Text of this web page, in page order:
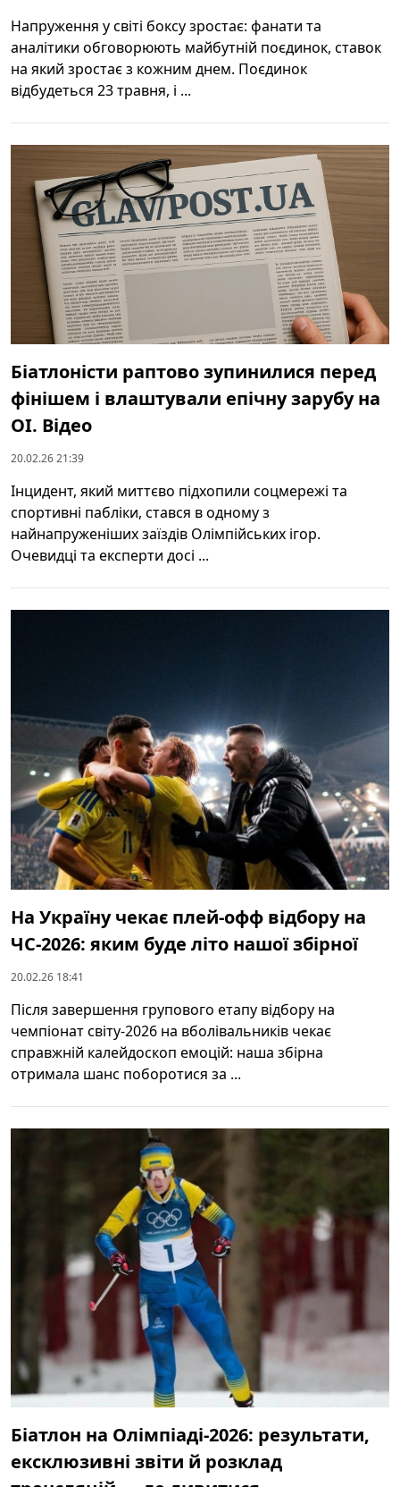
Напруження у світі боксу зростає: фанати та
аналітики обговорюють майбутній поєдинок, ставок
на який зростає з кожним днем. Поєдинок
відбудеться 23 травня, і ...
Біатлоністи раптово зупинилися перед
фінішем і влаштували епічну зарубу на
ОІ. Відео
20.02.26 21:39
Інцидент, який миттєво підхопили соцмережі та
спортивні пабліки, стався в одному з
найнапруженіших заїздів Олімпійських ігор.
Очевидці та експерти досі ...
На Україну чекає плей‑офф відбору на
ЧС-2026: яким буде літо нашої збірної
20.02.26 18:41
Після завершення групового етапу відбору на
чемпіонат світу-2026 на вболівальників чекає
справжній калейдоскоп емоцій: наша збірна
отримала шанс поборотися за ...
Біатлон на Олімпіаді-2026: результати,
ексклюзивні звіти й розклад